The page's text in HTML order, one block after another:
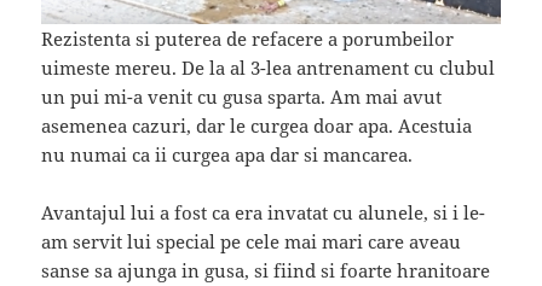
Rezistenta si puterea de refacere a porumbeilor
uimeste mereu. De la al 3-lea antrenament cu clubul
un pui mi-a venit cu gusa sparta. Am mai avut
asemenea cazuri, dar le curgea doar apa. Acestuia
nu numai ca ii curgea apa dar si mancarea.
Avantajul lui a fost ca era invatat cu alunele, si i le-
am servit lui special pe cele mai mari care aveau
sanse sa ajunga in gusa, si fiind si foarte hranitoare